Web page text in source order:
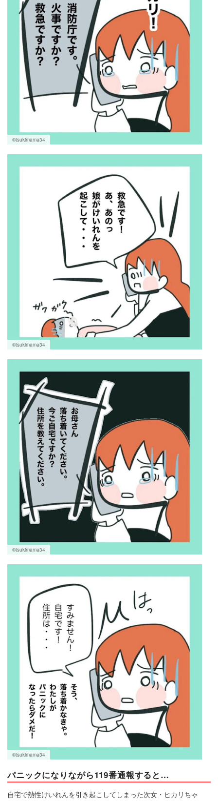
©tsukimama34
©tsukimama34
©tsukimama34
©tsukimama34
パニックになりながら119番通報すると…
自宅で熱性けいれんを引き起こしてしまった次女・ヒカリちゃ